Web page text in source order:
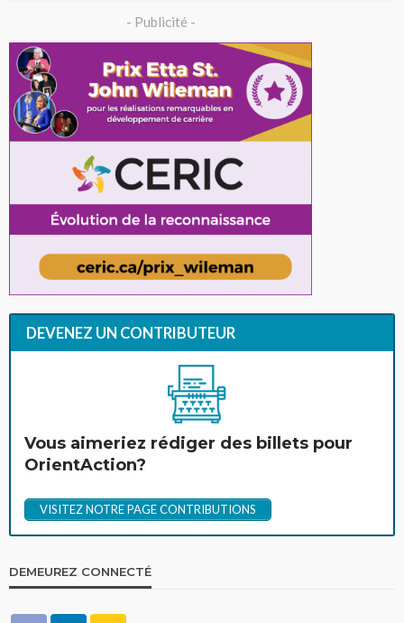
- Publicité -
DEVENEZ UN CONTRIBUTEUR
Vous aimeriez rédiger des billets pour
OrientAction?
VISITEZ NOTRE PAGE CONTRIBUTIONS
DEMEUREZ CONNECTÉ